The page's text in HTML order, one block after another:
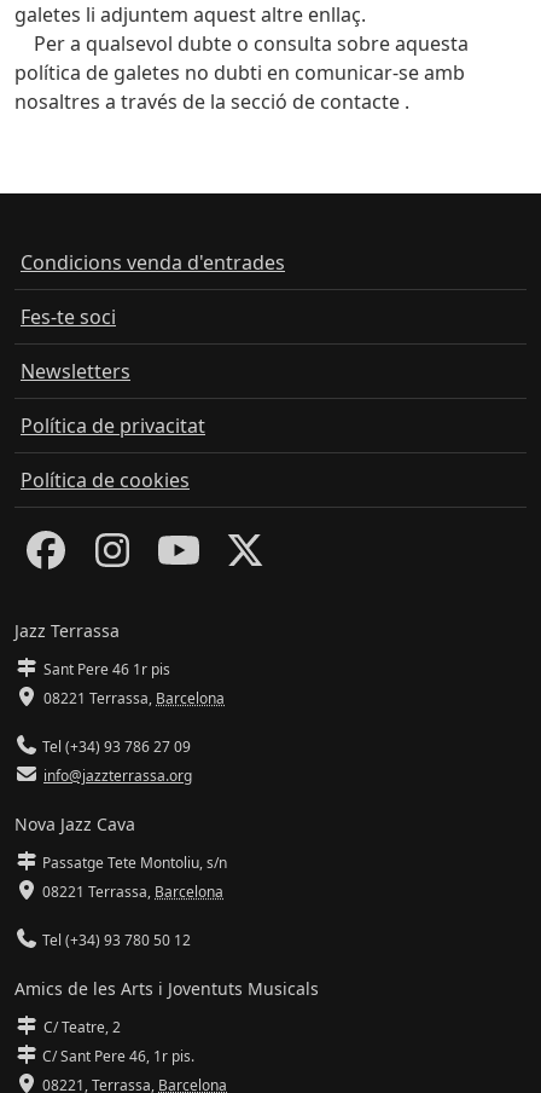
galetes li adjuntem aquest altre enllaç.
Per a qualsevol dubte o consulta sobre aquesta
política de galetes no dubti en comunicar-se amb
nosaltres a través de la secció de contacte .
Condicions venda d'entrades
Fes-te soci
Newsletters
Política de privacitat
Política de cookies
Jazz Terrassa
Sant Pere 46 1r pis
08221 Terrassa, Barcelona
Tel (+34) 93 786 27 09
info@jazzterrassa.org
Nova Jazz Cava
Passatge Tete Montoliu, s/n
08221 Terrassa, Barcelona
Tel (+34) 93 780 50 12
Amics de les Arts i Joventuts Musicals
C/ Teatre, 2
C/ Sant Pere 46, 1r pis.
08221,Terrassa, Barcelona